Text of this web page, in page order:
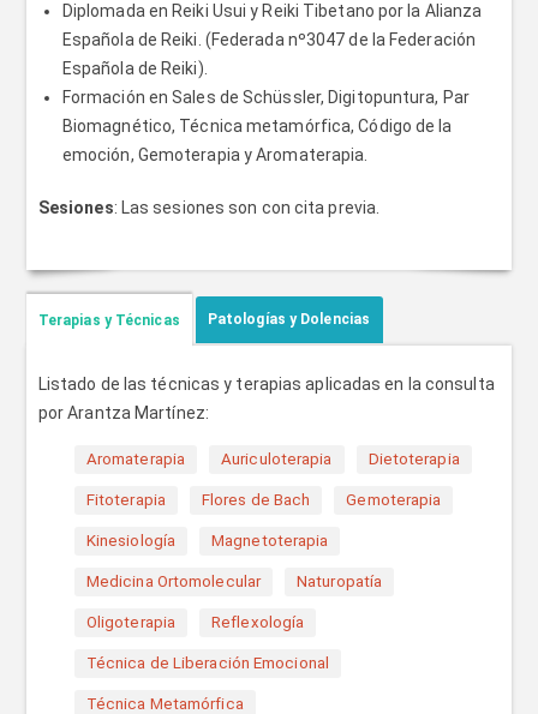
Diplomada en Reiki Usui y Reiki Tibetano por la Alianza
Española de Reiki. (Federada nº3047 de la Federación
Española de Reiki).
Formación en Sales de Schüssler, Digitopuntura, Par
Biomagnético, Técnica metamórfica, Código de la
emoción, Gemoterapia y Aromaterapia.
Sesiones: Las sesiones son con cita previa.
Terapias y Técnicas Patologías y Dolencias
Listado de las técnicas y terapias aplicadas en la consulta
por Arantza Martínez:
Aromaterapia Auriculoterapia Dietoterapia
Fitoterapia Flores de Bach Gemoterapia
Kinesiología Magnetoterapia
Medicina Ortomolecular Naturopatía
Oligoterapia Reflexología
Técnica de Liberación Emocional
Técnica Metamórfica